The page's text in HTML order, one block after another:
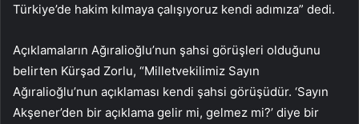
Türkiye’de hakim kılmaya çalışıyoruz kendi adımıza” dedi.
Açıklamaların Ağıralioğlu’nun şahsi görüşleri olduğunu
belirten Kürşad Zorlu, “Milletvekilimiz Sayın
Ağıralioğlu’nun açıklaması kendi şahsi görüşüdür. ‘Sayın
Akşener’den bir açıklama gelir mi, gelmez mi?’ diye bir